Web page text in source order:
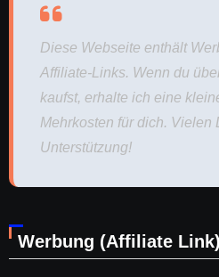
Diese Webseite enthält
Affiliate-Links. Wenn du
kaufst, erhalte ich eine
Mehrkosten für dich. Vielen
Unterstützung!
Werbung (Affiliate Link)